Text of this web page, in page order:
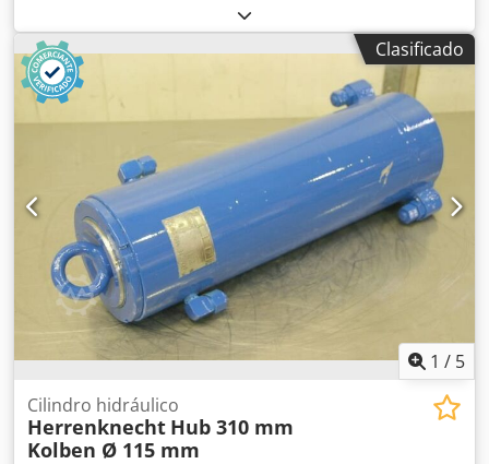
en túneles. -Para: tuneladora Herrenkecht Dcedpjb A
Ibzofx An Iok -N.º de sistema: 009-07-06 -Incluye: 2 maletas
de aluminio -Diversos tubos -Peso de transporte: 100 kg
Clasificado
1 / 5
Cilindro hidráulico
Herrenknecht Hub 310 mm
Kolben Ø 115 mm